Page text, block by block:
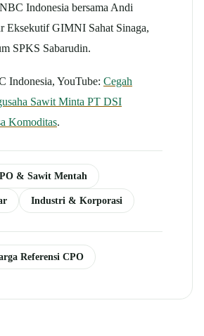
Indonesia bersama Andi
Eksekutif GIMNI Sahat Sinaga,
SPKS Sabarudin.
Indonesia, YouTube: Cegah
Sawit Minta PT DSI
Komoditas.
& Sawit Mentah
Industri & Korporasi
Referensi CPO